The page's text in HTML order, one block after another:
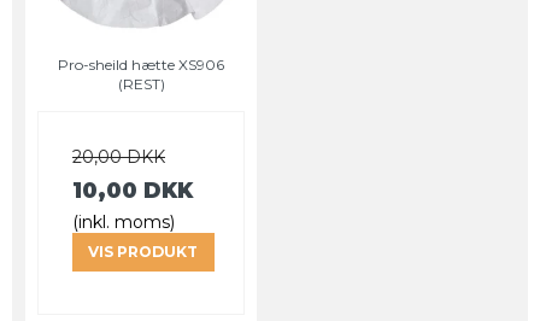
Pro-sheild hætte XS906
(REST)
20,00 DKK
10,00 DKK
(inkl. moms)
VIS PRODUKT